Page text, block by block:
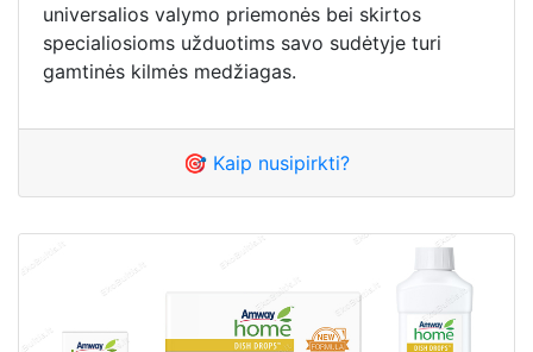
universalios valymo priemonės bei skirtos
specialiosioms užduotims savo sudėtyje turi
gamtinės kilmės medžiagas.
🎯 Kaip nusipirkti?